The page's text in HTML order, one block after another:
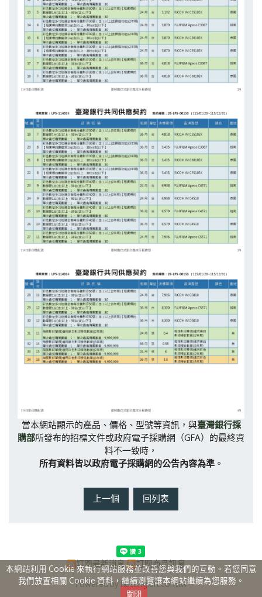
當本網站顯示的產品、價格、型號等資訊，與臺灣銀行採
購部所發布的招標文件或政府電子採購網（GFA）的最終資
料不一致時，
所有資料皆以政府電子採購網的公告內容為準。
上一個 回列表
訂閱最新消息 訂閱商品訊息
Powered by hosting.url.com.tw
本網站利用 Cookie 來執行網站服務並改善您與我們的互動。若您同意
我們放置相關 Cookie 資料，繼續瀏覽讓本網站繼續為您服務。